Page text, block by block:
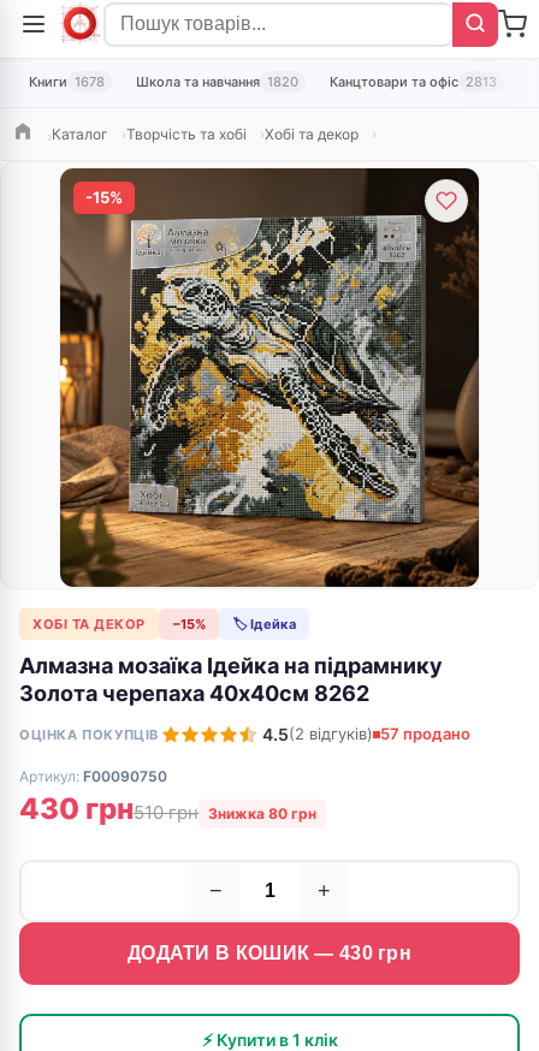
Книги 1678 Школа та навчання 1820 Канцтовари та офіс 2813
ГоловнаКаталог Творчість та хобі Хобі та декор
-15%
ХОБІ ТА ДЕКОР −15% 🏷 Ідейка
Алмазна мозаїка Ідейка на підрамнику
Золота черепаха 40х40см 8262
ОЦІНКА ПОКУПЦІВ 4.5(2 відгуків) 57 продано
Артикул: F00090750
430 грн510 грн Знижка 80 грн
− +
ДОДАТИ В КОШИК — 430грн
⚡ Купити в 1 клік